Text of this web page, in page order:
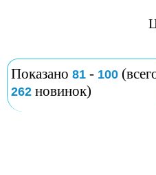
Показано 81 - 100
262 новинок)